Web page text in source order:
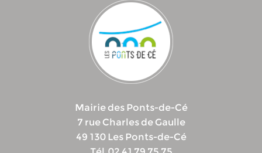
Mairie des Ponts-de-Cé
7 rue Charles de Gaulle
49 130 Les Ponts-de-Cé